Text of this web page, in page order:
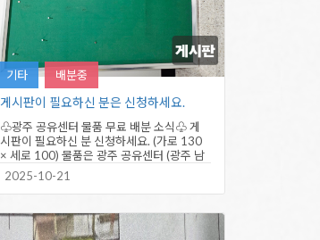
기타 배분중
게시판이 필요하신 분은 신청하세요.
♧광주 공유센터 물품 무료 배분 소식♧ 게
시판이 필요하신 분 신청하세요. (가로 130
× 세로 100) 물품은 광주 공유센터 (광주 남
구 화산로 30 진월국제테니스장…
2025-10-21